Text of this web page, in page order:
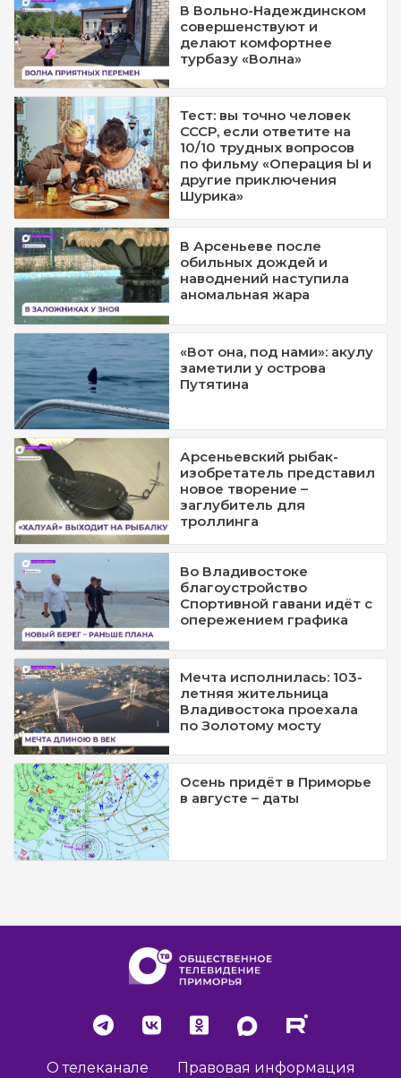
В Вольно-Надеждинском
совершенствуют и
делают комфортнее
турбазу «Волна»
Тест: вы точно человек
СССР, если ответите на
10/10 трудных вопросов
по фильму «Операция Ы и
другие приключения
Шурика»
В Арсеньеве после
обильных дождей и
наводнений наступила
аномальная жара
«Вот она, под нами»: акулу
заметили у острова
Путятина
Арсеньевский рыбак-
изобретатель представил
новое творение –
заглубитель для
троллинга
Во Владивостоке
благоустройство
Спортивной гавани идёт с
опережением графика
Мечта исполнилась: 103-
летняя жительница
Владивостока проехала
по Золотому мосту
Осень придёт в Приморье
в августе – даты
О телеканале Правовая информация